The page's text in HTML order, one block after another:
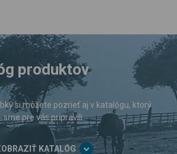
produktov
si môžete pozrieť aj v katalógu, ktorý
sme pre vás pripravili.
KATALÓG